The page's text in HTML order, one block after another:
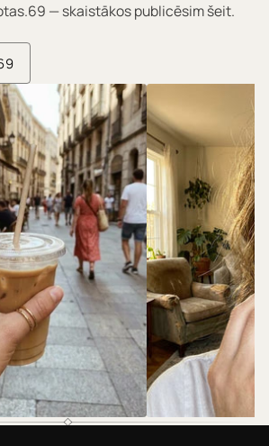
— skaistākos publicēsim šeit.